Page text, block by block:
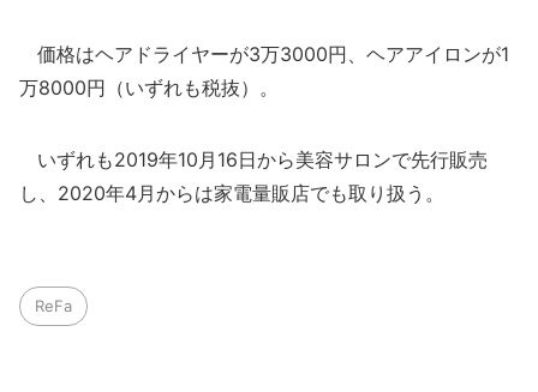
価格はヘアドライヤーが3万3000円、ヘアアイロンが1
万8000円（いずれも税抜）。
いずれも2019年10月16日から美容サロンで先行販売
し、2020年4月からは家電量販店でも取り扱う。
ReFa